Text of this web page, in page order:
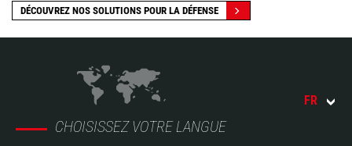
DÉCOUVREZ NOS SOLUTIONS POUR LA DÉFENSE
CHOISISSEZ VOTRE LANGUE
FR